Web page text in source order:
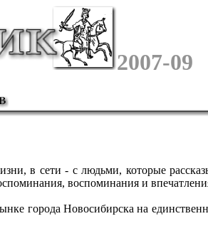
2007-09
в сети - с людьми, которые
воспоминания и
города Новосибирска на